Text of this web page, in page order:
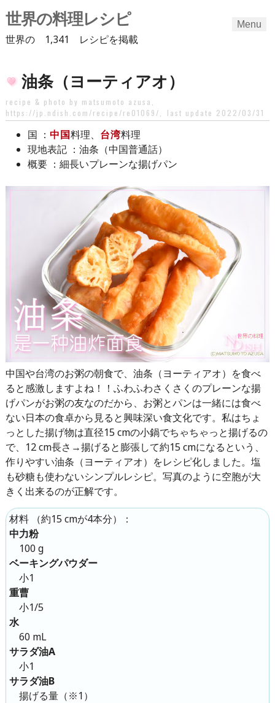
世界の料理レシピ
世界の 1,341 レシピを掲載
Menu
to 油条（ヨーティアオ）
recipe & photo by matsumoto azusa,
https://jp.ndish.com/recipe/re01069/
last update 2022/03/31
国 ： 中国料理、 台湾料理
現地表記 ：油条（中国普通話）
概要 ：細長いプレーンな揚げパン
中国や台湾のお粥の朝食で、油条（ヨーティアオ）を食べ
ると感激しますよね！！ふわふわさくさくのプレーンな揚
げパンがお粥の友なのだから、お粥とパンは一緒には食べ
ない日本の食卓から見ると興味深い食文化です。私はちょ
っとした揚げ物は直径15 cmの小鍋でちゃちゃっと揚げるの
で、12 cm長さ→揚げると膨張して約15 cmになるという、
作りやすい油条（ヨーティアオ）をレシピ化しました。塩
も砂糖も使わないシンプルレシピ。写真のように空胞が大
きく出来るのが正解です。
材料 （約15 cmが4本分）：
中力粉
100 g
ベーキングパウダー
小1
重曹
小1/5
水
60 mL
サラダ油A
小1
サラダ油B
揚げる量（※1）